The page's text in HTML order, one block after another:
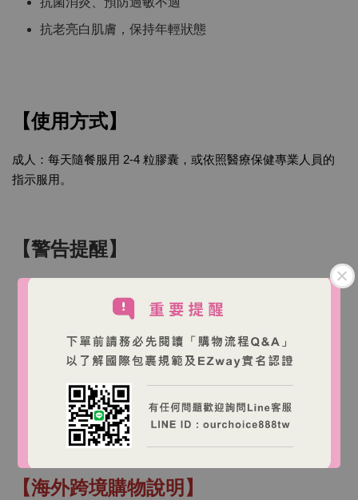
抗老亮白肌膚，保持年輕狀態
【使用方式】
成人： 每天隨餐服用 2-4 粒膠囊，或依照醫療保健專業人員的
指示服用。
【警告提醒】
當飲食攝取不足時，補充劑可能才有幫助
保健品屬於營養素補充劑，不能替代藥物治療
保健品不能取代日常的均衡飲食與健康生活習慣
如有以下情況，請諮詢專業醫療人員：
1. 不適症狀持續、改變或惡化
2. 懷孕/哺乳期/疾病史/服用藥物中/進行療程或手術者
【海外跨境購物說明】